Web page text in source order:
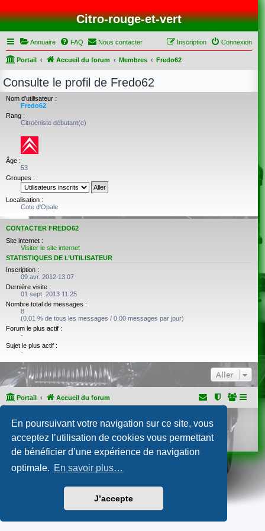
En poursuivant votre navigation sur ce site, vous
acceptez l’utilisation de cookies vous permettant
de bénéficier d’une expérience de navigation
optimale. En savoir plus…
J’accepte
Citro-rouge-et-vert
Annuaire FAQ Nous contacter Connexion
Inscription
Portail Accueil du forum Membres Fredo62
Consulte le profil de Fredo62
Nom d’utilisateur :
Fredo62
Rang :
Citroëniste débutant(e)
Âge :
53
Groupes :
Localisation :
Cote d'Opale
CONTACTER FREDO62
Site internet :
Visiter le site internet
STATISTIQUES DE L’UTILISATEUR
Inscription :
09 avr. 2012 13:07
Dernière visite :
01 sept. 2013 11:25
Nombre total de messages :
8
(0.01 % de tous les messages / 0.00 messages par jour)
Forum le plus actif :
-
Sujet le plus actif :
-
Aller
Portail Accueil du forum
Développé par
® Forum Software © phpBB Limited
Traduction française officielle
Confidentialité|Conditions